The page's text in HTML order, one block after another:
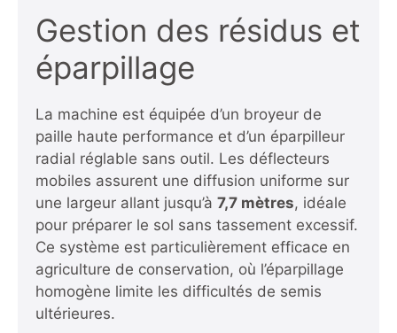
Gestion des résidus et
éparpillage
La machine est équipée d’un broyeur de
paille haute performance et d’un éparpilleur
radial réglable sans outil. Les déflecteurs
mobiles assurent une diffusion uniforme sur
une largeur allant jusqu’à 7,7 mètres, idéale
pour préparer le sol sans tassement excessif.
Ce système est particulièrement efficace en
agriculture de conservation, où l’éparpillage
homogène limite les difficultés de semis
ultérieures.